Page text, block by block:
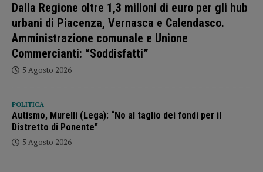
Dalla Regione oltre 1,3 milioni di euro per gli hub
urbani di Piacenza, Vernasca e Calendasco.
Amministrazione comunale e Unione
Commercianti: “Soddisfatti”
5 Agosto 2026
POLITICA
Autismo, Murelli (Lega): “No al taglio dei fondi per il
Distretto di Ponente”
5 Agosto 2026